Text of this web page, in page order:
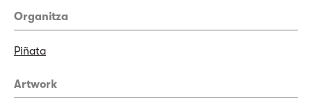
Organitza
Piñata
Artwork